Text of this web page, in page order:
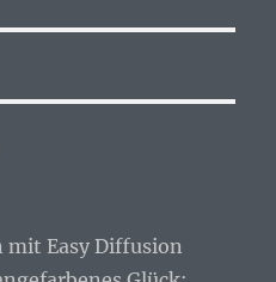
mit Easy Diffusion